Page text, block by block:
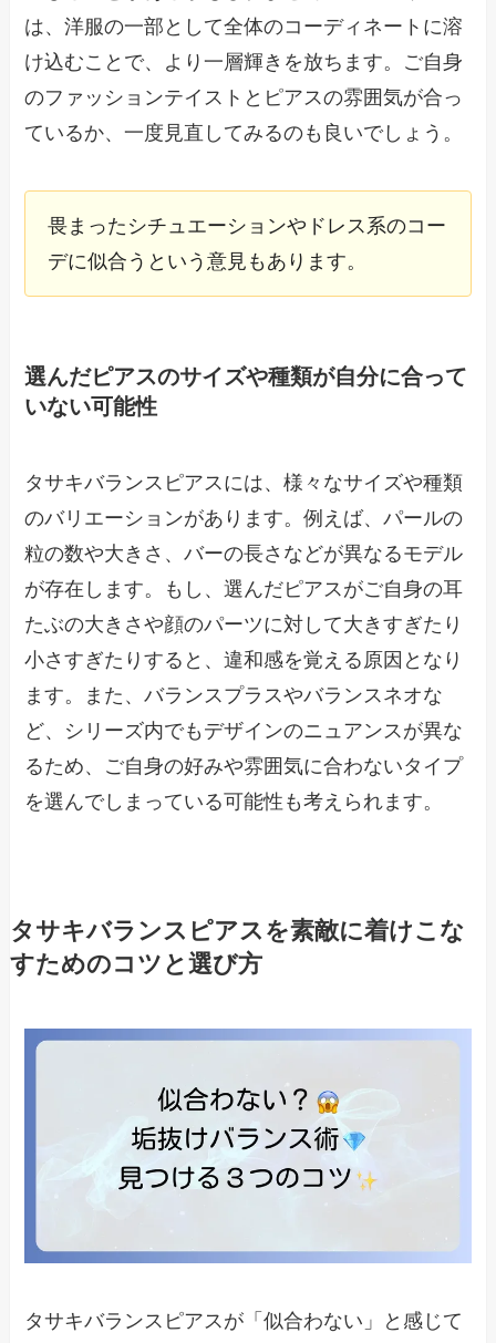
は、洋服の一部として全体のコーディネートに溶
け込むことで、より一層輝きを放ちます。ご自身
のファッションテイストとピアスの雰囲気が合っ
ているか、一度見直してみるのも良いでしょう。
畏まったシチュエーションやドレス系のコー
デに似合うという意見もあります。
選んだピアスのサイズや種類が自分に合って
いない可能性
タサキバランスピアスには、様々なサイズや種類
のバリエーションがあります。例えば、パールの
粒の数や大きさ、バーの長さなどが異なるモデル
が存在します。もし、選んだピアスがご自身の耳
たぶの大きさや顔のパーツに対して大きすぎたり
小さすぎたりすると、違和感を覚える原因となり
ます。また、バランスプラスやバランスネオな
ど、シリーズ内でもデザインのニュアンスが異な
るため、ご自身の好みや雰囲気に合わないタイプ
を選んでしまっている可能性も考えられます。
タサキバランスピアスを素敵に着けこな
すためのコツと選び方
タサキバランスピアスが「似合わない」と感じて